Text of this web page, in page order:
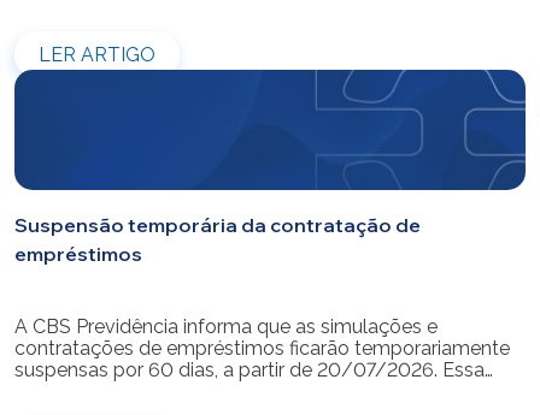
LER ARTIGO
Suspensão temporária da contratação de
empréstimos
A CBS Previdência informa que as simulações e
contratações de empréstimos ficarão temporariamente
suspensas por 60 dias, a partir de 20/07/2026. Essa